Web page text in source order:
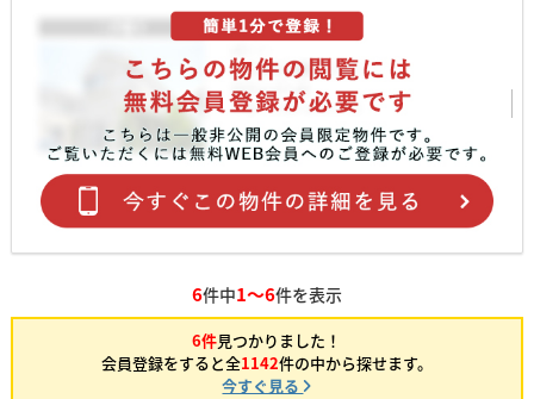
6件中1～6件を表示
6件見つかりました！
会員登録をすると全1142件の中から探せます。
今すぐ見る